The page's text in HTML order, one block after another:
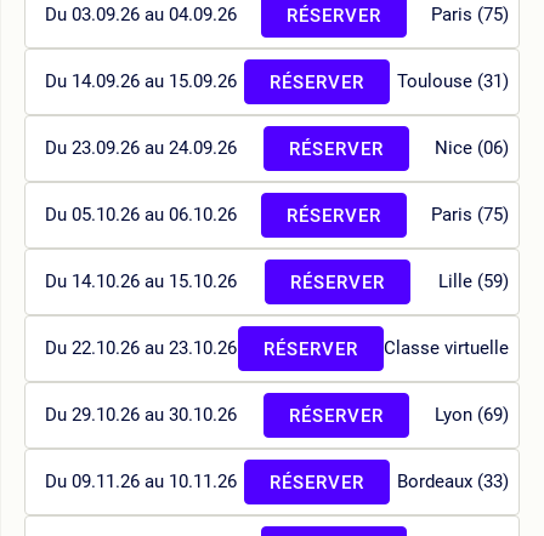
Du 03.09.26 au 04.09.26 Paris (75)
RÉSERVER
Du 14.09.26 au 15.09.26 Toulouse (31)
RÉSERVER
Du 23.09.26 au 24.09.26 Nice (06)
RÉSERVER
Du 05.10.26 au 06.10.26 Paris (75)
RÉSERVER
Du 14.10.26 au 15.10.26 Lille (59)
RÉSERVER
Du 22.10.26 au 23.10.26 Classe virtuelle
RÉSERVER
Du 29.10.26 au 30.10.26 Lyon (69)
RÉSERVER
Du 09.11.26 au 10.11.26 Bordeaux (33)
RÉSERVER